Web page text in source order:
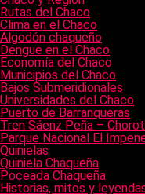
Rutas del Chaco
Clima en el Chaco
Algodón chaqueño
Dengue en el Chaco
Economía del Chaco
Municipios del Chaco
Bajos Submeridionales
Universidades del Chaco
Puerto de Barranqueras
Tren Sáenz Peña –
Parque Nacional El
Quinielas
Quiniela Chaqueña
Poceada Chaqueña
Historias, mitos y